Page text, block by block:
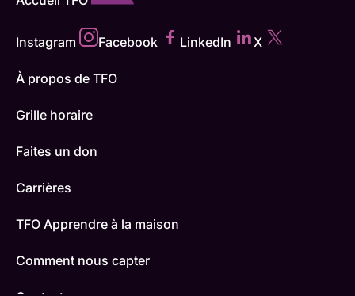
Instagram Facebook LinkedIn X
À propos de TFO
Grille horaire
Faites un don
Carrières
TFO Apprendre à la maison
Comment nous capter